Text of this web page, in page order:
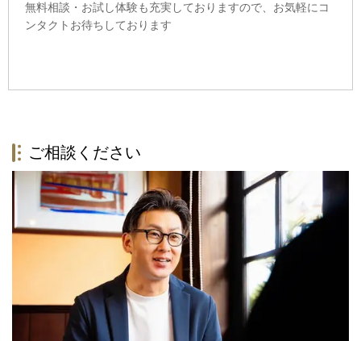
無料相談・お試し体験も充実しておりますので、お気軽にコ
ンタクトお待ちしております
ご相談ください